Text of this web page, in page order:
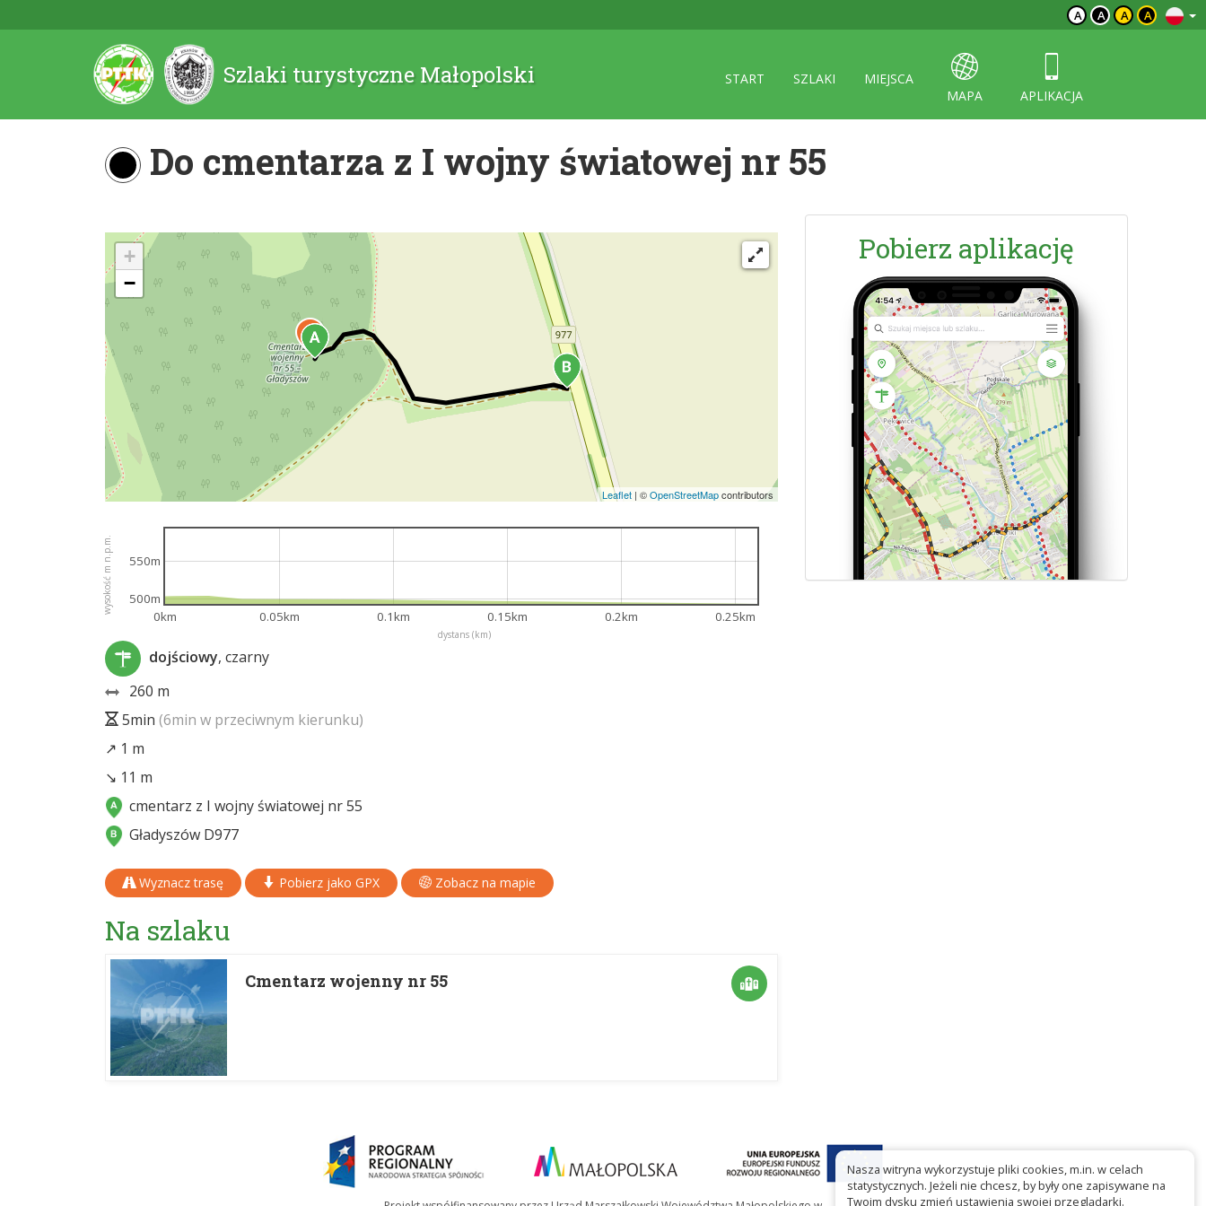
A A A A
Szlaki turystyczne Małopolski START SZLAKI
MIEJSCA
MAPA
APLIKACJA
Do cmentarza z I wojny światowej nr 55
+
−
Leaflet | ©OpenStreetMapcontributors
dystans (km)
wysokość m n.p.m.
0km 0.05km 0.1km 0.15km 0.2km 0.25km
500m
550m
dojściowy, czarny
260 m
5min (6min w przeciwnym kierunku)
↗ 1 m
↘ 11 m
cmentarz z I wojny światowej nr 55
Gładyszów D977
Wyznacz trasę Pobierz jako GPX Zobacz na mapie
Na szlaku
Cmentarz wojenny nr 55
Pobierz aplikację
Nasza witryna wykorzystuje pliki cookies, m.in. w celach
statystycznych. Jeżeli nie chcesz, by były one zapisywane na
Twoim dysku zmień ustawienia swojej przeglądarki.